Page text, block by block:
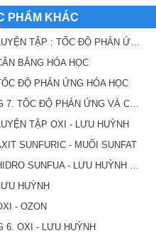
PHẨM KHÁC
BÀI 39. LUYỆN TẬP : TỐC ĐỘ PHẢN ỨNG VÀ CÂN BẰNG HÓA HỌC
BẰNG HÓA HỌC
ĐỘ PHẢN ỨNG HÓA HỌC
CHƯƠNG 7. TỐC ĐỘ PHẢN ỨNG VÀ CÂN BẰNG HÓA HỌC - SBT HÓA 10
TẬP OXI - LƯU HUỲNH
SUNFURIC - MUỐI SUNFAT
BÀI 32. HIDRO SUNFUA - LƯU HUỲNH DIOXIT - LƯU HUYNH TRIOXIT
HUỲNH
- OZON
6. OXI - LƯU HUỲNH